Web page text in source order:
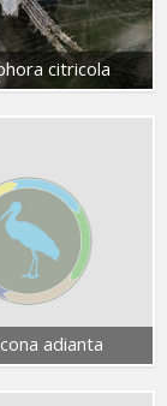
citricola
adianta